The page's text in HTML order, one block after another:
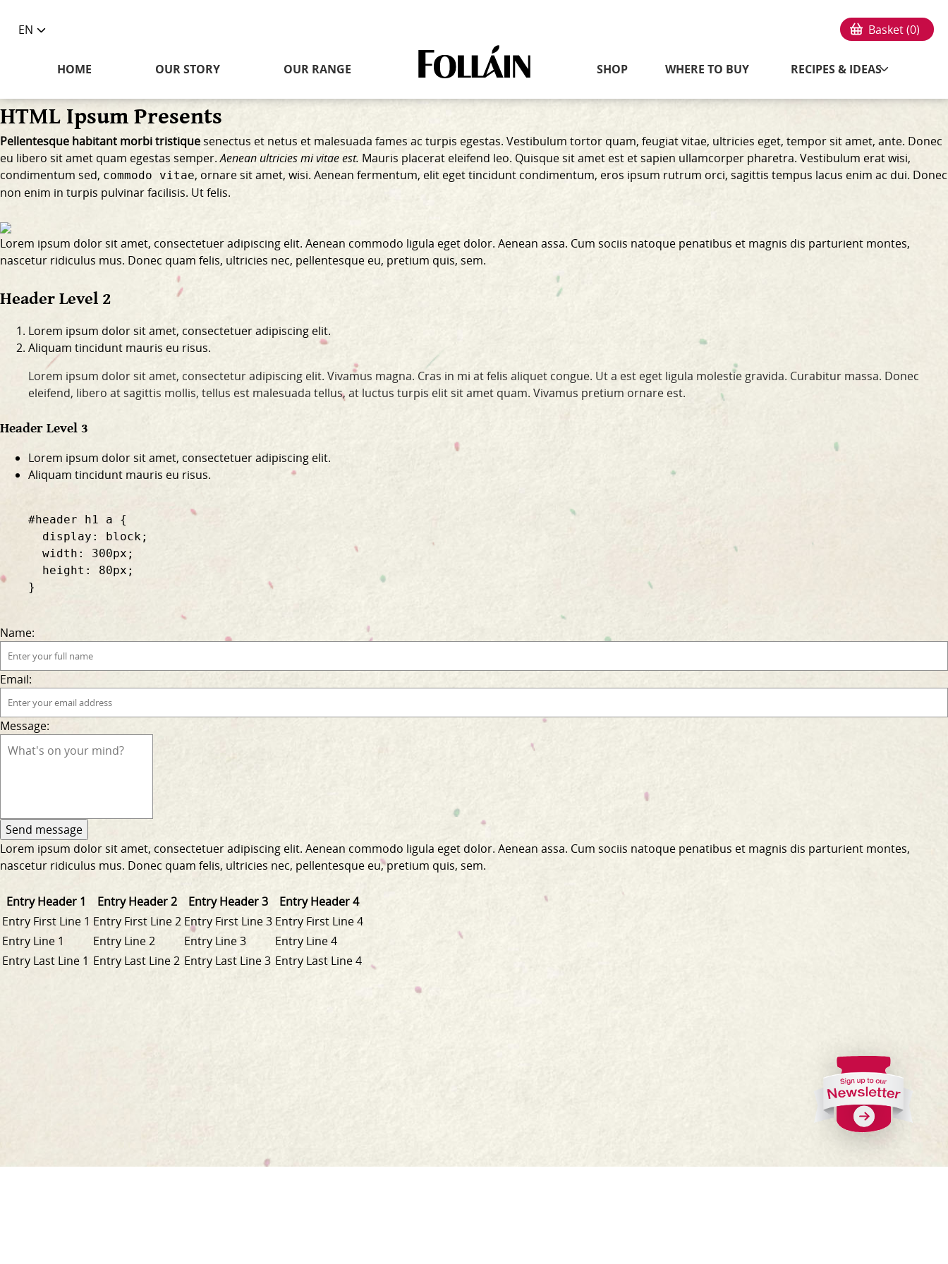
EN
language
Basket (0)
HOME OUR STORY OUR RANGE
Link
SHOP WHERE TO BUY RECIPES & IDEAS
HTML Ipsum Presents
Pellentesque habitant morbi tristiquesenectus et netus et malesuada fames ac turpis egestas. Vestibulum tortor quam, feugiat vitae, ultricies eget, tempor sit amet, ante. Donec
eu libero sit amet quam egestas semper.Aenean ultricies mi vitae est. Mauris placerat eleifend leo. Quisque sit amet est et sapien ullamcorper pharetra. Vestibulum erat wisi,
condimentum sed, commodo vitae, ornare sit amet, wisi. Aenean fermentum, elit eget tincidunt condimentum, eros ipsum rutrum orci, sagittis tempus lacus enim ac dui. Donec
non enim in turpis pulvinar facilisis. Ut felis.
Lorem ipsum dolor sit amet, consectetuer adipiscing elit. Aenean commodo ligula eget dolor. Aenean assa. Cum sociis natoque penatibus et magnis dis parturient montes,
nascetur ridiculus mus. Donec quam felis, ultricies nec, pellentesque eu, pretium quis, sem.
Header Level 2
Lorem ipsum dolor sit amet, consectetuer adipiscing elit.
Aliquam tincidunt mauris eu risus.
Lorem ipsum dolor sit amet, consectetur adipiscing elit. Vivamus magna. Cras in mi at felis aliquet congue. Ut a est eget ligula molestie gravida. Curabitur massa. Donec
eleifend, libero at sagittis mollis, tellus est malesuada tellus, at luctus turpis elit sit amet quam. Vivamus pretium ornare est.
Header Level 3
Lorem ipsum dolor sit amet, consectetuer adipiscing elit.
Aliquam tincidunt mauris eu risus.
    #header h1 a {
      display: block;
      width: 300px;
      height: 80px;
    }
Name:
Email:
Message:
Lorem ipsum dolor sit amet, consectetuer adipiscing elit. Aenean commodo ligula eget dolor. Aenean assa. Cum sociis natoque penatibus et magnis dis parturient montes,
nascetur ridiculus mus. Donec quam felis, ultricies nec, pellentesque eu, pretium quis, sem.
Entry Header 1 Entry Header 2 Entry Header 3
Entry Header 4
Entry First Line 1 Entry First Line 2 Entry First Line 3 Entry First Line 4
Entry Line 1
Entry Line 2 Entry Line 3
Entry Line 4
Entry Last Line 1 Entry Last Line 2 Entry Last Line 3 Entry Last Line 4